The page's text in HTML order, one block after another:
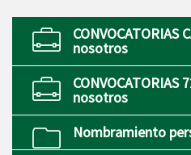
CONVOCATORIAS
nosotros
CONVOCATORIAS
nosotros
Nombramiento